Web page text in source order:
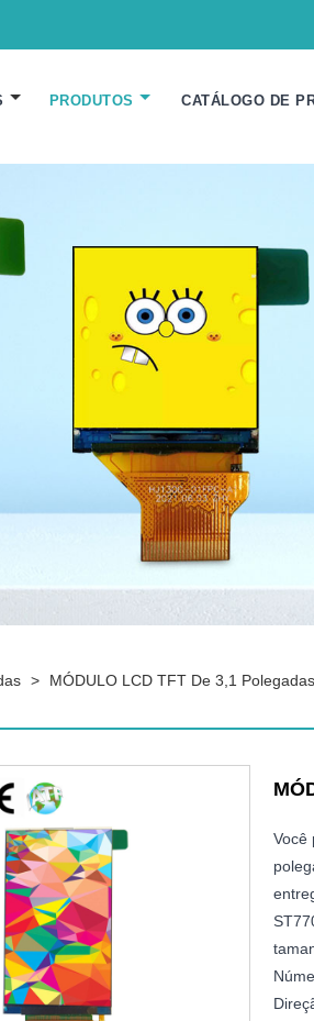
PRODUTOS CATÁLOGO DE
> MÓDULO LCD TFT De 3,1
Você